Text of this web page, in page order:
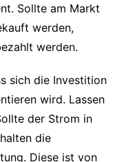
Sollte am Markt
werden,
werden.
sich die Investition
wird. Lassen
der Strom in
die
Diese ist von